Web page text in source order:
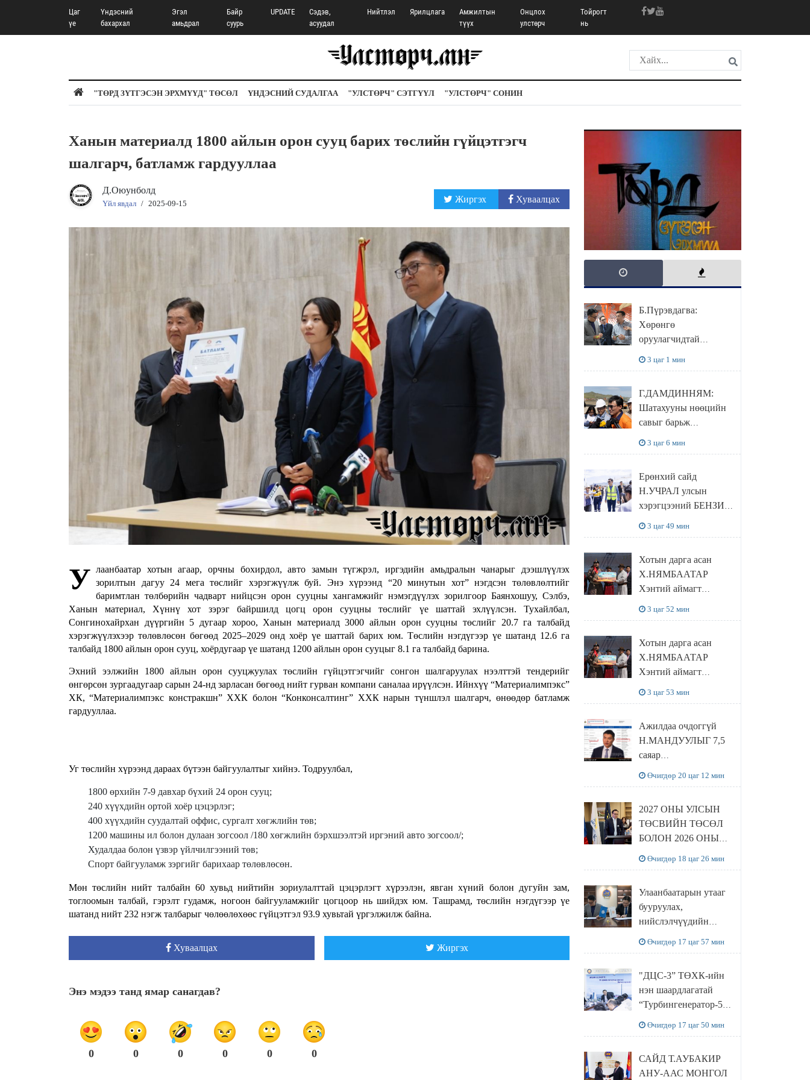
Цаг
үе
Үндэсний
бахархал
Эгэл
амьдрал
Байр
суурь
UPDATE
Сэдэв,
асуудал
Нийтлэл Ярилцлага
Амжилтын
түүх
Онцлох
улстөрч
Тойрогт
нь
"ТӨРД ЗҮТГЭСЭН ЭРХМҮҮД" ТӨСӨЛ ҮНДЭСНИЙ СУДАЛГАА "УЛСТӨРЧ" СЭТГҮҮЛ "УЛСТӨРЧ" СОНИН
Ханын материалд 1800 айлын орон сууц барих төслийн гүйцэтгэгч
шалгарч, батламж гардууллаа
Д.Оюунболд
Үйл явдал / 2025-09-15 Жиргэх Хуваалцах
У лаанбаатар хотын агаар, орчны бохирдол, авто замын түгжрэл, иргэдийн амьдралын чанарыг дээшлүүлэх
зорилтын дагуу 24 мега төслийг хэрэгжүүлж буй. Энэ хүрээнд “20 минутын хот” нэгдсэн төлөвлөлтийг
баримтлан төлбөрийн чадварт нийцсэн орон сууцны хангамжийг нэмэгдүүлэх зорилгоор Баянхошуу, Сэлбэ,
Ханын материал, Хүннү хот зэрэг байршилд цогц орон сууцны төслийг үе шаттай эхлүүлсэн. Тухайлбал,
Сонгинохайрхан дүүргийн 5 дугаар хороо, Ханын материалд 3000 айлын орон сууцны төслийг 20.7 га талбайд
хэрэгжүүлэхээр төлөвлөсөн бөгөөд 2025–2029 онд хоёр үе шаттай барих юм. Төслийн нэгдүгээр үе шатанд 12.6 га
талбайд 1800 айлын орон сууц, хоёрдугаар үе шатанд 1200 айлын орон сууцыг 8.1 га талбайд барина.
Эхний ээлжийн 1800 айлын орон сууцжуулах төслийн гүйцэтгэгчийг сонгон шалгаруулах нээлттэй тендерийг
өнгөрсөн зургаадугаар сарын 24-нд зарласан бөгөөд нийт гурван компани саналаа ирүүлсэн. Ийнхүү “Материалимпэкс”
ХК, “Материалимпэкс констракшн” ХХК болон “Конконсалтинг” ХХК нарын түншлэл шалгарч, өнөөдөр батламж
гардууллаа.
Уг төслийн хүрээнд дараах бүтээн байгуулалтыг хийнэ. Тодруулбал,
1800 өрхийн 7-9 давхар бүхий 24 орон сууц;
240 хүүхдийн ортой хоёр цэцэрлэг;
400 хүүхдийн суудалтай оффис, сургалт хөгжлийн төв;
1200 машины ил болон дулаан зогсоол /180 хөгжлийн бэрхшээлтэй иргэний авто зогсоол/;
Худалдаа болон үзвэр үйлчилгээний төв;
Спорт байгууламж зэргийг барихаар төлөвлөсөн.
Мөн төслийн нийт талбайн 60 хувьд нийтийн зориулалттай цэцэрлэгт хүрээлэн, явган хүний болон дугуйн зам,
тоглоомын талбай, гэрэлт гудамж, ногоон байгууламжийг цогцоор нь шийдэх юм. Ташрамд, төслийн нэгдүгээр үе
шатанд нийт 232 нэгж талбарыг чөлөөлөхөөс гүйцэтгэл 93.9 хувьтай үргэлжилж байна.
Хуваалцах Жиргэх
Энэ мэдээ танд ямар санагдав?
0 0 0 0 0 0
Б.Пүрэвдагва:
Хөрөнгө
оруулагчидтай
төвүүдийг хотын
захын хорооллуудад
байгуулна
3 цаг 1 мин
Г.ДАМДИННЯМ:
Шатахууны нөөцийн
савыг барьж
НӨӨЦЛӨДӨГ болно
3 цаг 6 мин
Ерөнхий сайд
Н.УЧРАЛ улсын
хэрэгцээний БЕНЗИН
3 цаг 49 мин
Хотын дарга асан
Х.НЯМБААТАР
Хэнтий аймагт
3 цаг 52 мин
Хотын дарга асан
Х.НЯМБААТАР
Хэнтий аймагт
3 цаг 53 мин
Ажилдаа очдоггүй
Н.МАНДУУЛЫГ 7,5
саяар
Өчигдөр 20 цаг 12 мин
2027 ОНЫ УЛСЫН
ТӨСВИЙН ТӨСӨЛ
БОЛОН 2026 ОНЫ
НИЙТИЙН
ХЭЛЭЛЦҮҮЛЭГ
БОЛЛОО
Өчигдөр 18 цаг 26 мин
Улаанбаатарын утааг
бууруулах,
нийслэлчүүдийн
баялгийн сан нэгдэл”
ХХК-тай хамтран
хэрэгжүүлнэ
Өчигдөр 17 цаг 57 мин
"ДЦС-3” ТӨХК-ийн
нэн шаардлагатай
“Турбингенератор-5”-
Өчигдөр 17 цаг 50 мин
САЙД Т.АУБАКИР
АНУ-ААС МОНГОЛ